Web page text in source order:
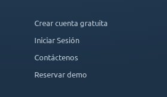
Crear cuenta gratuita
Iniciar Sesión
Contáctenos
Reservar demo